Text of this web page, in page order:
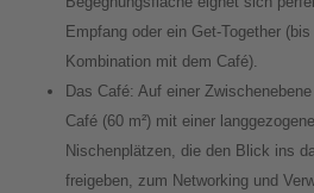
Empfang oder ein Get-Together
Kombination mit dem Café).
Das Café: Auf einer
Café (60 m²) mit einer
Nischenplätzen, die den Blick ins
freigeben, zum Networking und